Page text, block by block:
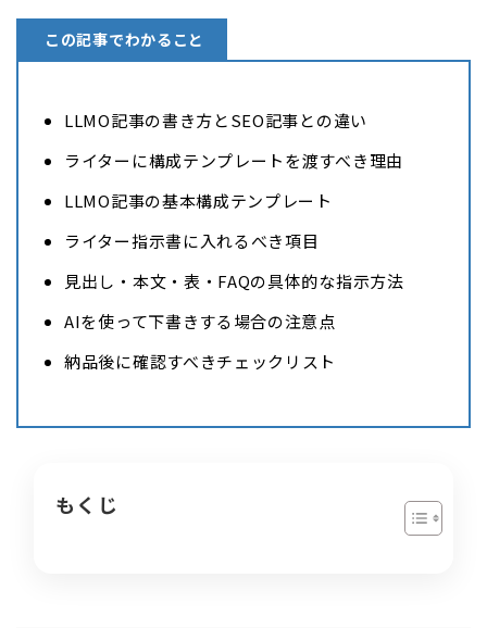
この記事でわかること
LLMO記事の書き方とSEO記事との違い
ライターに構成テンプレートを渡すべき理由
LLMO記事の基本構成テンプレート
ライター指示書に入れるべき項目
見出し・本文・表・FAQの具体的な指示方法
AIを使って下書きする場合の注意点
納品後に確認すべきチェックリスト
もくじ